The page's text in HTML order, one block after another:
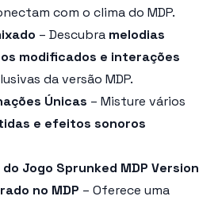
com o clima do MDP.
– Descubra melodias
modificados e interações
da versão MDP.
Únicas – Misture vários
e efeitos sonoros
Jogo Sprunked MDP Version
no MDP – Oferece uma